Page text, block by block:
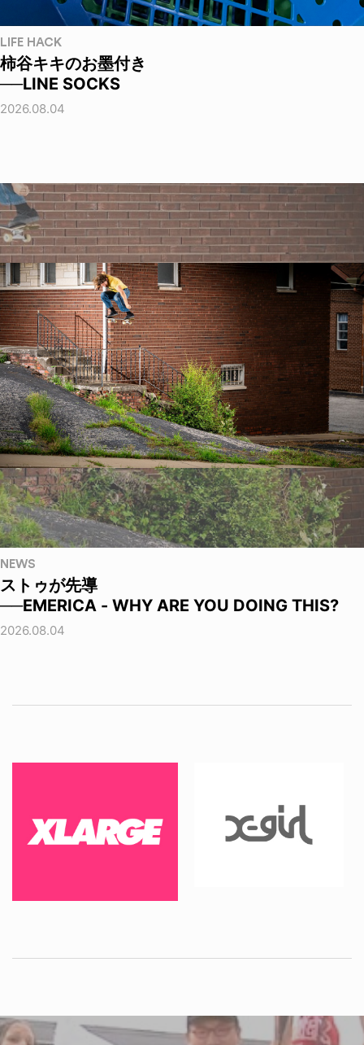
LIFE HACK
柿谷キキのお墨付き
──LINE SOCKS
2026.08.04
NEWS
ストゥが先導
──EMERICA - WHY ARE YOU DOING THIS?
2026.08.04